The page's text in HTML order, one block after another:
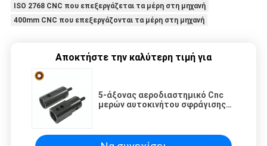
ISO 2768 CNC που επεξεργάζεται τα μέρη στη μηχανή
400mm CNC που επεξεργάζονται τα μέρη στη μηχανή
Αποκτήστε την καλύτερη τιμή για
5-άξονας αεροδιαστημικό Cnc
μερών αυτοκινήτου σφράγισης